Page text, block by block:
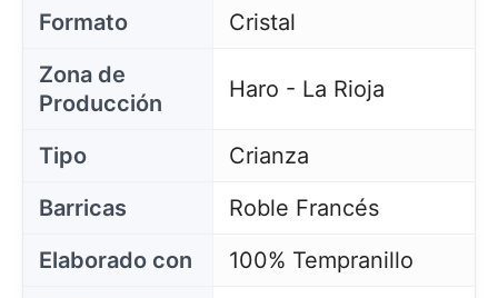
Formato
Cristal
Zona de
Producción
Haro - La Rioja
Tipo
Crianza
Barricas
Roble Francés
Elaborado con
100% Tempranillo